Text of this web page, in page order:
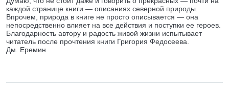
каждой странице книги — описаниях северной природы.
Впрочем, природа в книге не просто описывается — она
непосредственно влияет на все действия и поступки ее героев.
Благодарность автору и радость живой жизни испытывает
читатель после прочтения книги Григория Федосеева.
Дм. Еремин